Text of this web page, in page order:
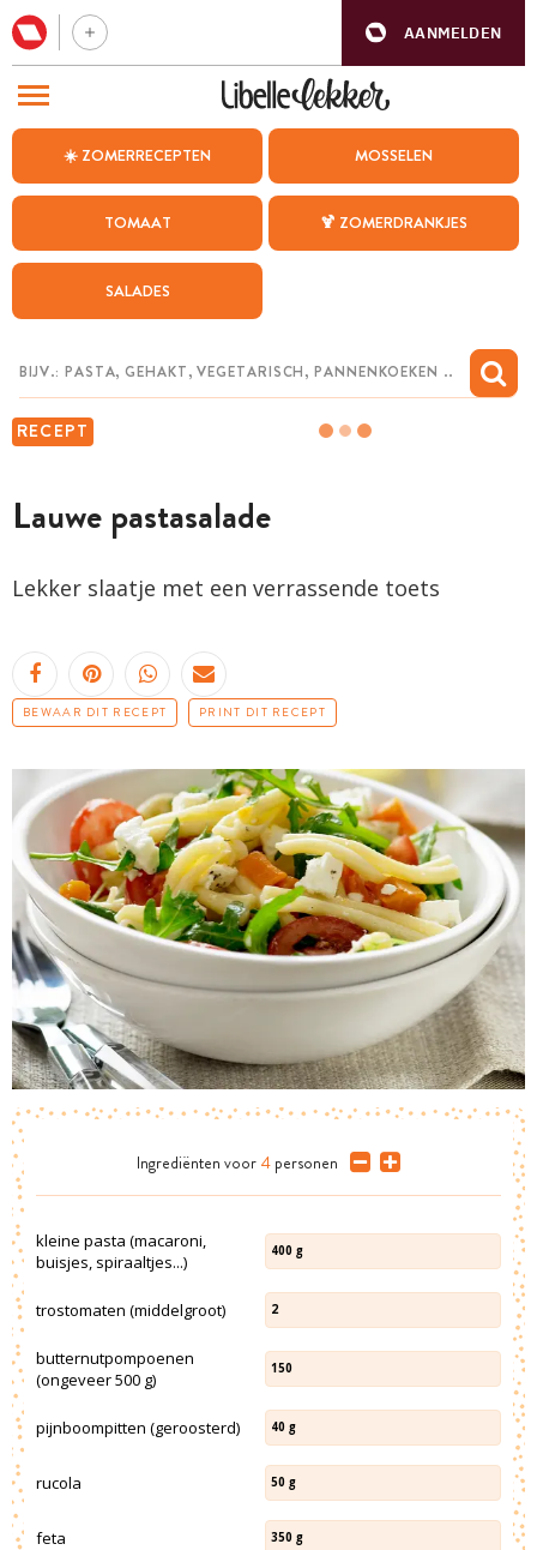
AANMELDEN
☀️ ZOMERRECEPTEN MOSSELEN
TOMAAT 🍹 ZOMERDRANKJES
SALADES
RECEPT
Lauwe pastasalade
Lekker slaatje met een verrassende toets
BEWAAR DIT RECEPT PRINT DIT RECEPT
Ingrediënten voor 4 personen
kleine pasta (macaroni,
buisjes, spiraaltjes...)
400 g
trostomaten (middelgroot) 2
butternutpompoenen
(ongeveer 500 g)
150
pijnboompitten (geroosterd) 40 g
rucola 50 g
feta 350 g
BEZOEK ONZE ANDERE WEBSITES
WEEKMENU
CHAT MET MAIA
MIJN BEWAARDE RECEPTEN